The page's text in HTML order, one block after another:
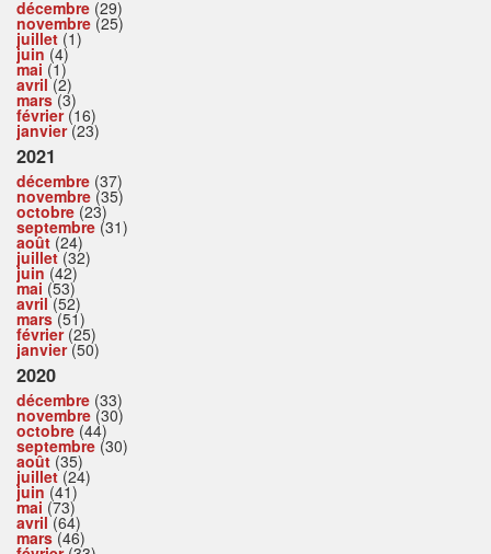
décembre (29)
novembre (25)
juillet (1)
juin (4)
mai (1)
avril(2)
mars(3)
février(16)
janvier(23)
2021
décembre (37)
novembre (35)
octobre (23)
septembre (31)
août (24)
juillet(32)
juin (42)
mai (53)
avril(52)
mars(51)
février(25)
janvier(50)
2020
décembre (33)
novembre (30)
octobre (44)
septembre (30)
août (35)
juillet(24)
juin (41)
mai (73)
avril(64)
mars(46)